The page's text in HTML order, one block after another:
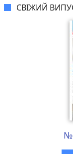
СВІЖИЙ
№